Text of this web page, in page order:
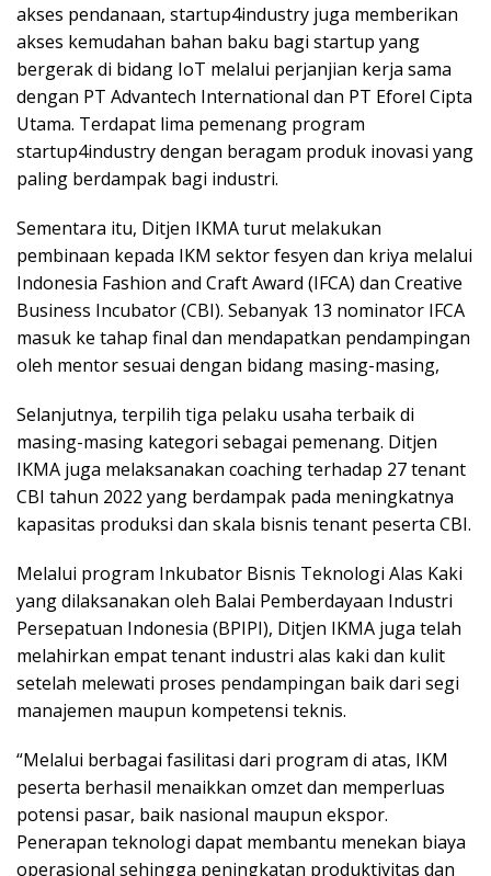
akses pendanaan, startup4industry juga memberikan
akses kemudahan bahan baku bagi startup yang
bergerak di bidang IoT melalui perjanjian kerja sama
dengan PT Advantech International dan PT Eforel Cipta
Utama. Terdapat lima pemenang program
startup4industry dengan beragam produk inovasi yang
paling berdampak bagi industri.
Sementara itu, Ditjen IKMA turut melakukan
pembinaan kepada IKM sektor fesyen dan kriya melalui
Indonesia Fashion and Craft Award (IFCA) dan Creative
Business Incubator (CBI). Sebanyak 13 nominator IFCA
masuk ke tahap final dan mendapatkan pendampingan
oleh mentor sesuai dengan bidang masing-masing,
Selanjutnya, terpilih tiga pelaku usaha terbaik di
masing-masing kategori sebagai pemenang. Ditjen
IKMA juga melaksanakan coaching terhadap 27 tenant
CBI tahun 2022 yang berdampak pada meningkatnya
kapasitas produksi dan skala bisnis tenant peserta CBI.
Melalui program Inkubator Bisnis Teknologi Alas Kaki
yang dilaksanakan oleh Balai Pemberdayaan Industri
Persepatuan Indonesia (BPIPI), Ditjen IKMA juga telah
melahirkan empat tenant industri alas kaki dan kulit
setelah melewati proses pendampingan baik dari segi
manajemen maupun kompetensi teknis.
“Melalui berbagai fasilitasi dari program di atas, IKM
peserta berhasil menaikkan omzet dan memperluas
potensi pasar, baik nasional maupun ekspor.
Penerapan teknologi dapat membantu menekan biaya
operasional sehingga peningkatan produktivitas dan